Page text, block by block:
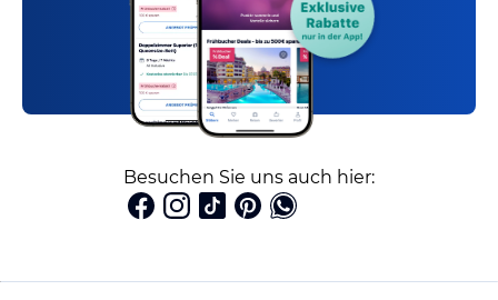
Besuchen Sie uns auch hier: